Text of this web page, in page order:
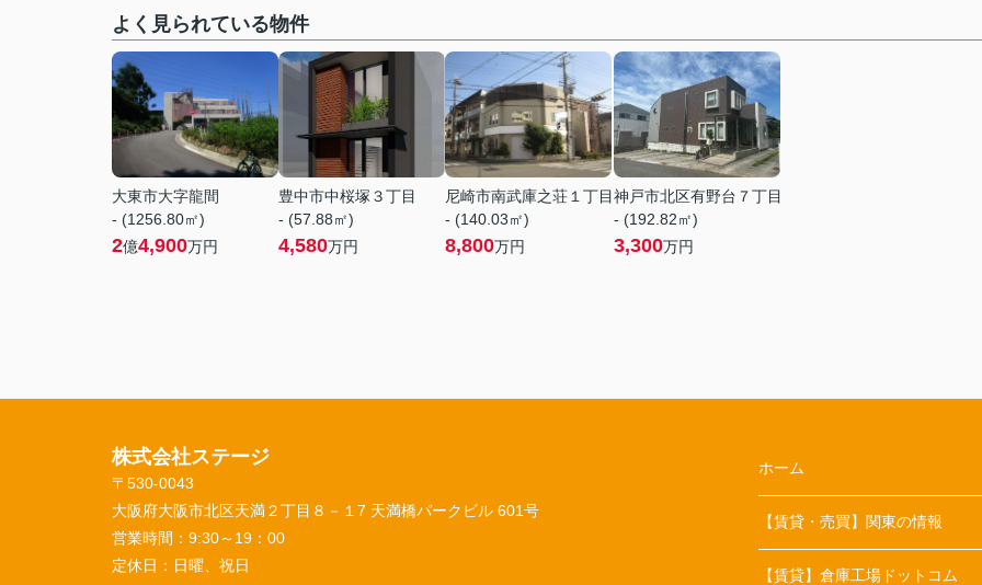
よく見られている物件
大東市大字龍間
- (1256.80㎡)
2億4,900万円
豊中市中桜塚３丁目
- (57.88㎡)
4,580万円
尼崎市南武庫之荘１丁目
- (140.03㎡)
8,800万円
神戸市北区有野台７丁目
- (192.82㎡)
3,300万円
株式会社ステージ
〒530-0043
大阪府大阪市北区天満２丁目８－１7 天満橋パークビル 601号
営業時間： 9:30～19：00
定休日： 日曜、祝日
ホーム
【賃貸・売買】関東の情報
【賃貸】倉庫工場ドットコム